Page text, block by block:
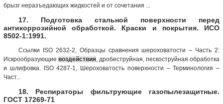
брызг неразъедающих жидкостей и от сочетания ...
17. Подготовка стальной поверхности перед
антикоррозийной обработкой. Краски и покрытия. ИСО
8502-1:1991.
Ссылки ISO 2632-2, Образцы сравнения шероховатости – Часть 2:
Искрообразующие воздействия , дробеструйная, пескоструйная обработка
и шлифовка. ISO 4287-1, Шероховатость поверхности – Терминология –
Част...
18. Респираторы фильтрующие газопылезащитные.
ГОСТ 17269-71